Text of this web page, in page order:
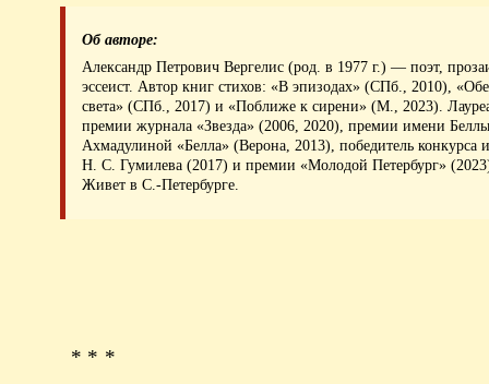
Об авторе:
Александр Петрович Вергелис (род. в 1977 г.) — поэт,
эссеист. Автор книг стихов: «В эпизодах» (СПб., 2010),
света» (СПб., 2017) и «Поближе к сирени» (М., 2023).
премии журнала «Звезда» (2006, 2020), премии имени
Ахмадулиной «Белла» (Верона, 2013), победитель конкурса
Н. С. Гумилева (2017) и премии «Молодой Петербург»
Живет в С.-Петербурге.
* * *